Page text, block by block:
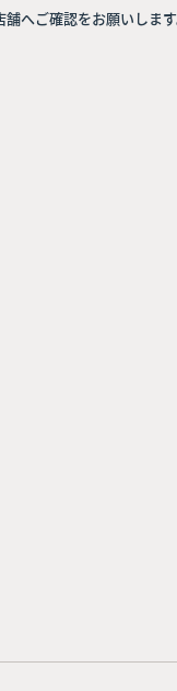
へご確認をお願いします